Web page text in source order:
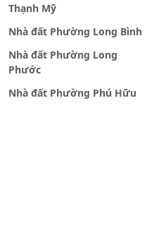
Thạnh Mỹ
Nhà đất Phường Long Bình
Nhà đất Phường Long
Phước
Nhà đất Phường Phú Hữu